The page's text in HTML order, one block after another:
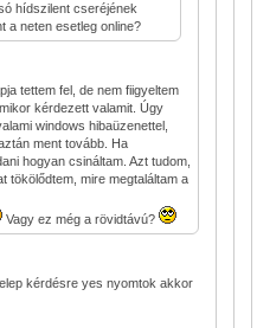
hídszilent cseréjének
a neten esetleg online?
tettem fel, de nem fiigyeltem
kérdezett valamit. Úgy
windows hibaüzenettel,
ment tovább. Ha
hogyan csináltam. Azt tudom,
tökölődtem, mire megtaláltam a
Vagy ez még a rövidtávú?
kérdésre yes nyomtok akkor